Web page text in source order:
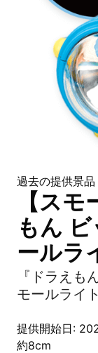
過去の提供景品
【ス
もん
ールラ
『ドラえも
モールライ
提供開始日:
約8cm